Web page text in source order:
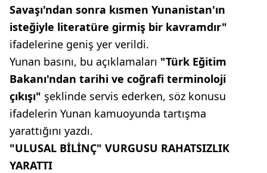
Savaşı'ndan sonra kısmen Yunanistan'ın
isteğiyle literatüre girmiş bir kavramdır"
ifadelerine geniş yer verildi.
Yunan basını, bu açıklamaları "Türk Eğitim
Bakanı'ndan tarihi ve coğrafi terminoloji
çıkışı" şeklinde servis ederken, söz konusu
ifadelerin Yunan kamuoyunda tartışma
yarattığını yazdı.
"ULUSAL BİLİNÇ" VURGUSU RAHATSIZLIK
YARATTI